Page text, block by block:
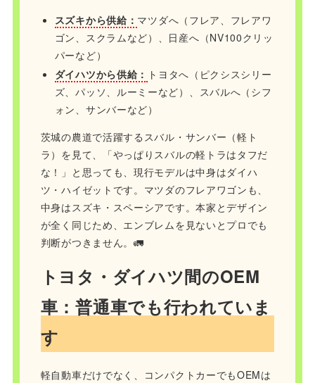
スズキから供給： マツダへ（フレア、フレアワ
ゴン、スクラムなど）、日産へ（NV100クリッ
パーなど）
ダイハツから供給： トヨタへ（ピクシスシリー
ズ、パッソ、ルーミーなど）、スバルへ（シフ
ォン、サンバーなど）
茨城の農道で活躍するスバル・サンバー（軽ト
ラ）を見て、「やっぱりスバルの軽トラはタフだ
な！」と思っても、現行モデルは中身はダイハ
ツ・ハイゼットです。マツダのフレアワゴンも、
中身はスズキ・スペーシアです。本家とデザイン
が全く同じため、エンブレムを見ないとプロでも
判断がつきません。🚛
トヨタ・ダイハツ間のOEM
車：普通車でも行われていま
す
軽自動車だけでなく、コンパクトカーでもOEMは